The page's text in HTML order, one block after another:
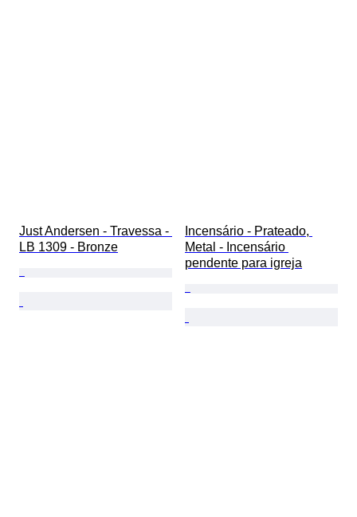
Just Andersen - Travessa -
LB 1309 - Bronze
Incensário - Prateado,
Metal - Incensário
pendente para igreja